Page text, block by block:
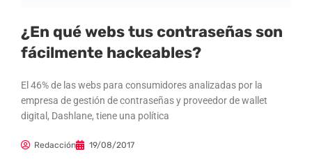
¿En qué webs tus contraseñas son
fácilmente hackeables?
El 46% de las webs para consumidores analizadas por la
empresa de gestión de contraseñas y proveedor de wallet
digital, Dashlane, tiene una política
Redacción 19/08/2017